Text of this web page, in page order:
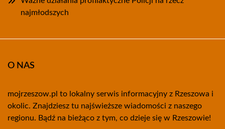
najmłodszych
O NAS
mojrzeszow.pl to lokalny serwis informacyjny z Rzeszowa i
okolic. Znajdziesz tu najświeższe wiadomości z naszego
regionu. Bądź na bieżąco z tym, co dzieje się w Rzeszowie!